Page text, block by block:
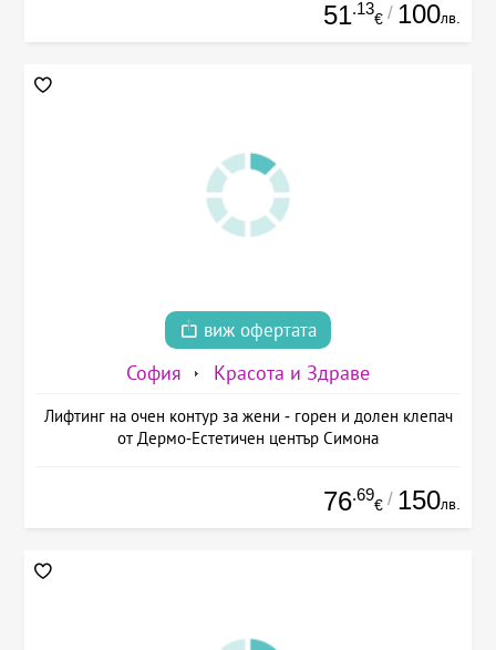
51.13
€ / 100лв.
виж офертата
София Красота и Здраве
Лифтинг на очен контур за жени - горен и долен клепач
от Дермо-Естетичен център Симона
76.69
€ / 150лв.